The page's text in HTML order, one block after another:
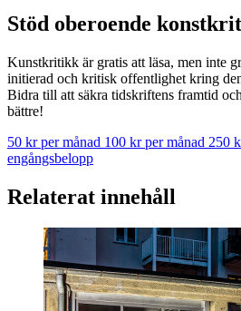
Stöd oberoende
Kunstkritikk är gratis att läsa, men inte
initierad och kritisk offentlighet kring
Bidra till att säkra tidskriftens framtid
bättre!
50 kr per månad 100 kr per månad 250
engångsbelopp
Relaterat innehåll